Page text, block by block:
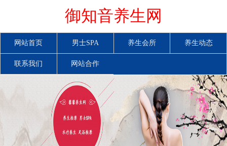
御知音养生网
网站首页 男士SPA 养生会所 养生动态
联系我们 网站合作